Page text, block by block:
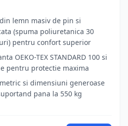
lemn masiv de pin si
(spuma poliuretanica 30
pentru confort superior
OEKO-TEX STANDARD 100 si
pentru protectie maxima
si dimensiuni generoase
pana la 550 kg